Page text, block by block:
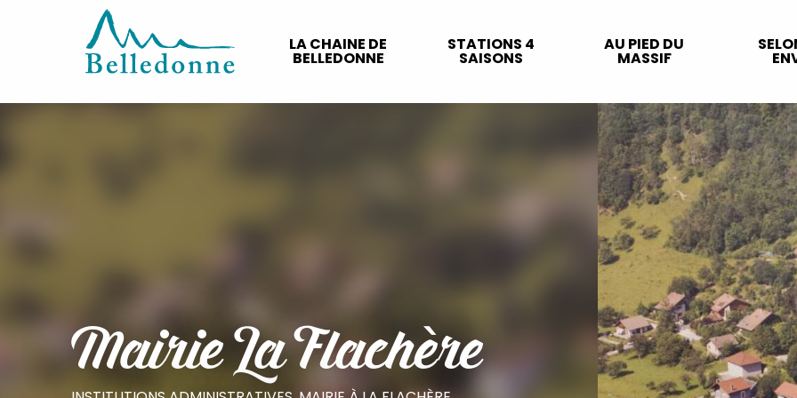
LA CHAINE DE
BELLEDONNE
STATIONS 4
SAISONS
AU PIED DU
MASSIF
Mairie La Flachère